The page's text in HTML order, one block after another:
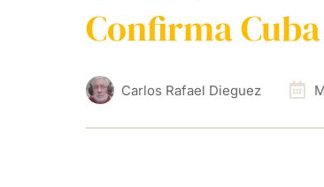
Confirma Cuba
Carlos Rafael Dieguez